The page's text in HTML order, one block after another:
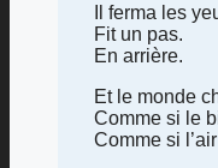
Il ferma les
Fit un pas.
En arrière.
Et le monde
Comme si le
Comme si